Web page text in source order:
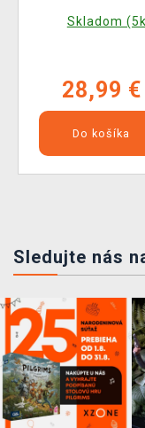
Skladom
28,99 €
Do košíka
Sledujte nás